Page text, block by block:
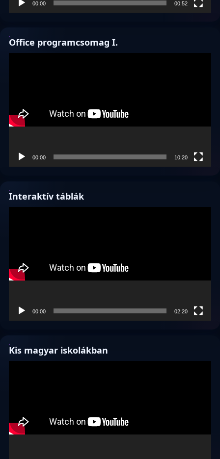
00:00 00:52
Office programcsomag I.
00:00 10:20
Interaktív táblák
00:00 02:20
Kis magyar iskolákban